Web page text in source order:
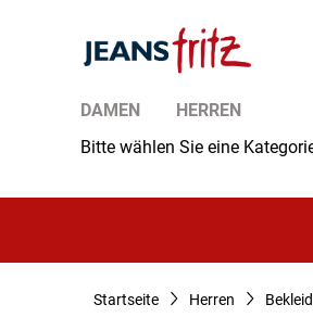
DAMEN
HERREN
Bitte wählen Sie eine
Startseite Herren